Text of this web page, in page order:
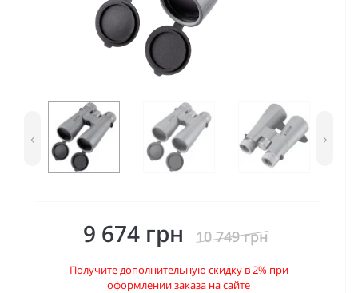
‹ ›
9 674 грн 10 749 грн
Получите дополнительную скидку в 2% при
оформлении заказа на сайте